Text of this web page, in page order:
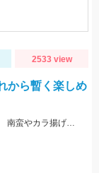
2533 view
ら暫く楽しめ
待望の豆アジが入った。小さいと贅沢は言いっこなし。 南蛮やカラ揚げに最適。今だけの特典。